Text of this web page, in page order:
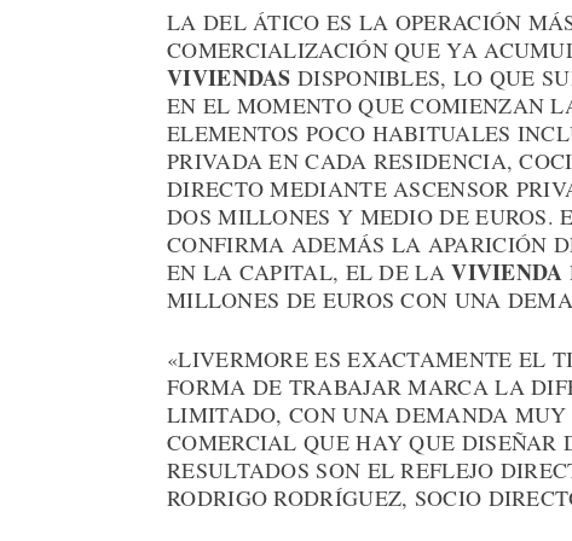
LA DEL ÁTICO ES LA OPERACIÓN
COMERCIALIZACIÓN QUE YA
VIVIENDAS DISPONIBLES, LO QUE
EN EL MOMENTO QUE COMIENZAN
ELEMENTOS POCO HABITUALES
PRIVADA EN CADA RESIDENCIA,
DIRECTO MEDIANTE ASCENSOR
DOS MILLONES Y MEDIO DE EUROS.
CONFIRMA ADEMÁS LA APARICIÓN
EN LA CAPITAL, EL DE LAVIVIENDA
MILLONES DE EUROS CON UNA
«LIVERMORE ES EXACTAMENTE EL
FORMA DE TRABAJAR MARCA LA
LIMITADO, CON UNA DEMANDA
COMERCIAL QUE HAY QUE DISEÑAR
RESULTADOS SON EL REFLEJO
RODRIGO RODRÍGUEZ, SOCIO